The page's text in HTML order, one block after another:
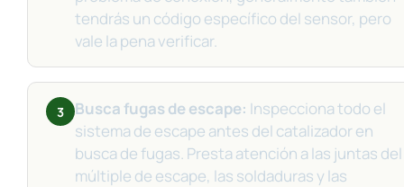
tendrás un código específico del sensor, pero
vale la pena verificar.
3 Busca fugas de escape: Inspecciona todo el
sistema de escape antes del catalizador en
busca de fugas. Presta atención a las juntas del
múltiple de escape, las soldaduras y las